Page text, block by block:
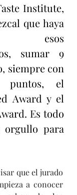
Institute,
que haya
esos
sumar 9
siempre con
el
Award y el
Es todo
para
que el jurado
a conocer